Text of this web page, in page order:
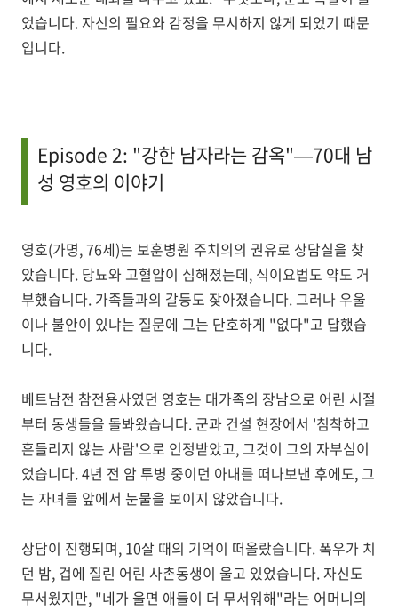
었습니다. 자신의 필요와 감정을 무시하지 않게 되었기 때문
입니다.
Episode 2: "강한 남자라는 감옥"—70대 남
성 영호의 이야기
영호(가명, 76세)는 보훈병원 주치의의 권유로 상담실을 찾
았습니다. 당뇨와 고혈압이 심해졌는데, 식이요법도 약도 거
부했습니다. 가족들과의 갈등도 잦아졌습니다. 그러나 우울
이나 불안이 있냐는 질문에 그는 단호하게 "없다"고 답했습
니다.
베트남전 참전용사였던 영호는 대가족의 장남으로 어린 시절
부터 동생들을 돌봐왔습니다. 군과 건설 현장에서 '침착하고
흔들리지 않는 사람'으로 인정받았고, 그것이 그의 자부심이
었습니다. 4년 전 암 투병 중이던 아내를 떠나보낸 후에도, 그
는 자녀들 앞에서 눈물을 보이지 않았습니다.
상담이 진행되며, 10살 때의 기억이 떠올랐습니다. 폭우가 치
던 밤, 겁에 질린 어린 사촌동생이 울고 있었습니다. 자신도
무서웠지만, "네가 울면 애들이 더 무서워해"라는 어머니의